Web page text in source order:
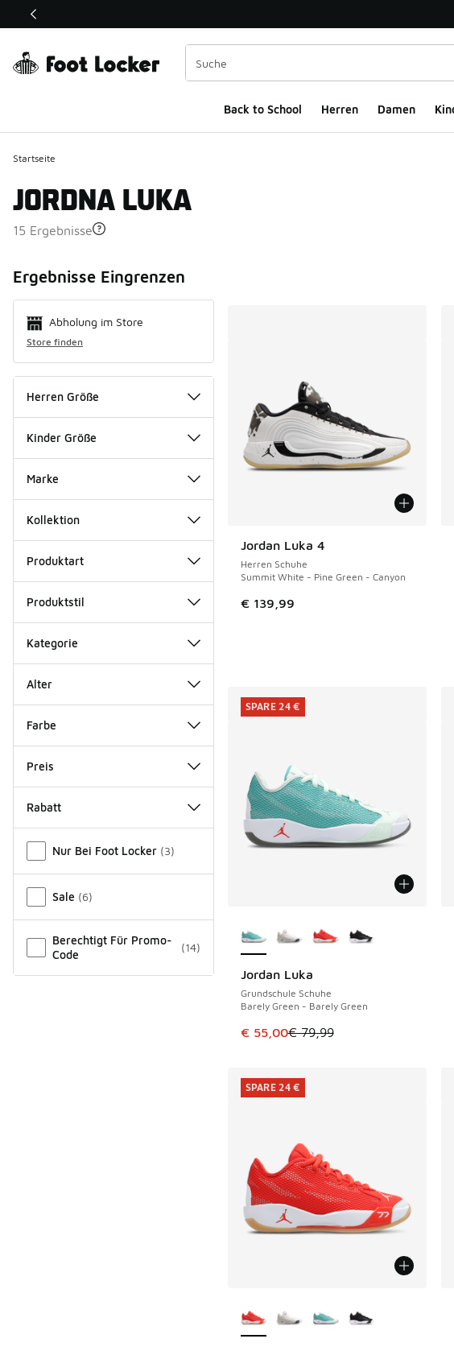
Dieser Link öffnet sich in einem neuen Fenster
Back to School Herren Damen
Startseite
JORDNA LUKA
15 Ergebnisse
Ergebnisse Eingrenzen
Abholung im Store
Store finden
Herren Größe
Kinder Größe
Marke
Kollektion
Produktart
Produktstil
Kategorie
Alter
Farbe
Preis
Rabatt
Nur Bei Foot Locker (3)
Sale (6)
Berechtigt Für Promo-
Code
(14)
Jordan Luka 4
Herren Schuhe
Summit White - Pine Green - Canyon
€ 139,99
Jordan Luka
Grundschule Schuhe
Barely Green - Barely Green
Dieser Artikel ist im Sale. Der Preis
€ 55,00€ 79,99
SPARE 24 €
SPARE 24 €
SPARE 24 €